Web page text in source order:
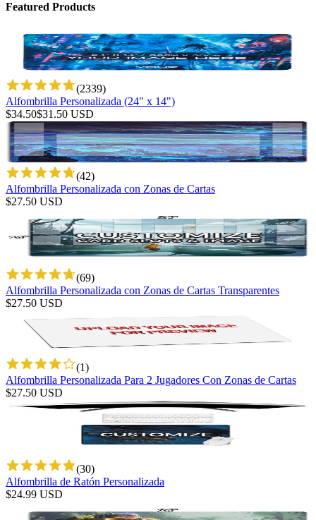
Featured Products
(2339)
Alfombrilla Personalizada (24" x 14")
$34.50$31.50 USD
(42)
Alfombrilla Personalizada con Zonas de Cartas
$27.50 USD
(69)
Alfombrilla Personalizada con Zonas de Cartas Transparentes
$27.50 USD
(1)
Alfombrilla Personalizada Para 2 Jugadores Con Zonas de Cartas
$27.50 USD
(30)
Alfombrilla de Ratón Personalizada
$24.99 USD